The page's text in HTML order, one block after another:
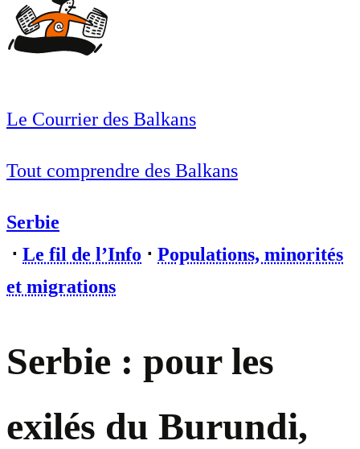
Le Courrier des Balkans
Tout comprendre des Balkans
Serbie
⋅ Le fil de l’Info ⋅ Populations, minorités
et migrations
Serbie : pour les
exilés du Burundi,